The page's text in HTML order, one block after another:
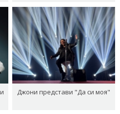
Джони представи "Да си моя"